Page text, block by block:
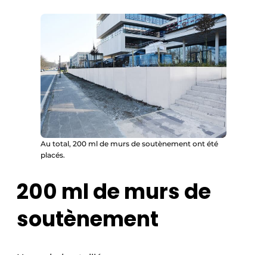
Au total, 200 ml de murs de soutènement ont été
placés.
200 ml de murs de
soutènement